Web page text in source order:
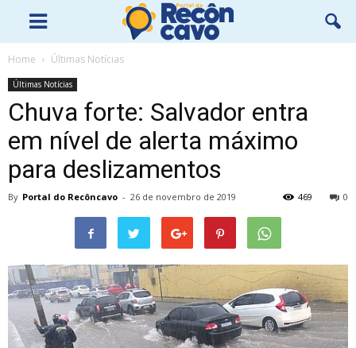
Home Últimas Notícias
Últimas Notícias
Chuva forte: Salvador entra
em nível de alerta máximo
para deslizamentos
By Portal do Recôncavo - 26 de novembro de 2019 0
469